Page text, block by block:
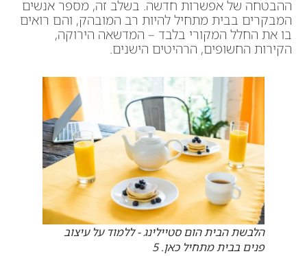
ההבטחה של אפשרות חדשה. בשלב זה, מספר אנשים
המבקרים בבית מתחיל להיות רב המובהק, והם רואים
בו את החלל המקורי בלבד – המדשאה הירוקה,
הקירות החשופים, הרהיטים הישנים.
הלבשת הבית הום סטיילינג - ללמוד על עיצוב
פנים בבית מתחיל כאן. 5